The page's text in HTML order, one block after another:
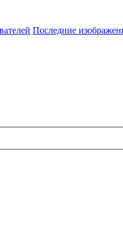
Последние